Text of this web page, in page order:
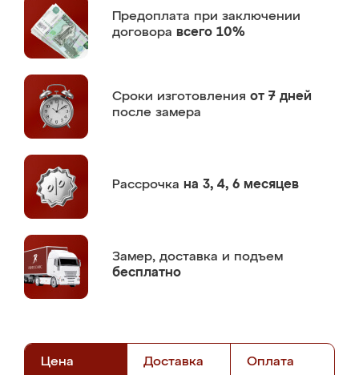
Предоплата при заключении
договора всего 10%
Сроки изготовления от 7 дней
после замера
Рассрочка на 3, 4, 6 месяцев
Замер, доставка и подъем
бесплатно
Цена Доставка Оплата